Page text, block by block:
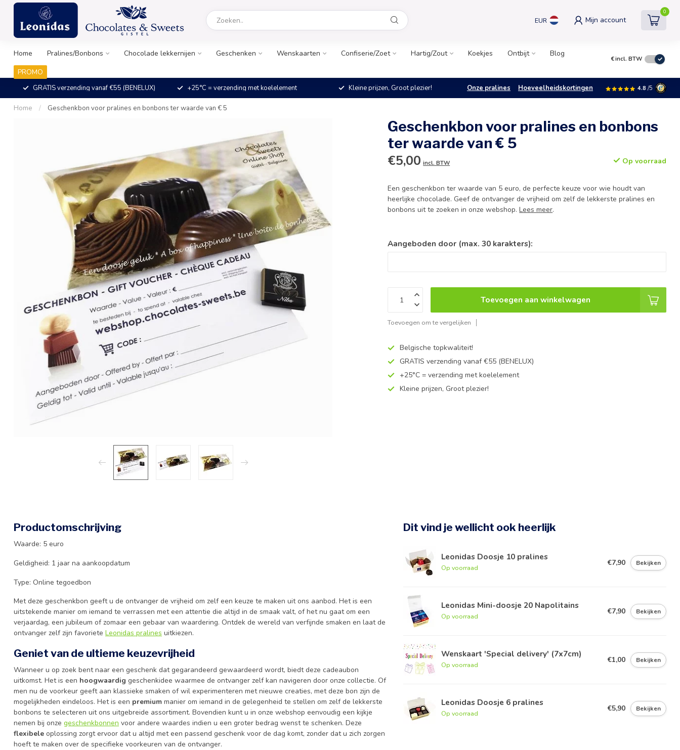
EUR Mijn account
0
Home Pralines/Bonbons Chocolade lekkernijen Geschenken Wenskaarten Confiserie/Zoet Hartig/Zout Koekjes Ontbijt
Blog
PROMO
€incl. BTW
GRATIS verzending vanaf €55 (BENELUX) +25°C = verzending met koelelement Kleine prijzen, Groot plezier! Onze pralines Hoeveelheidskortingen 4.8 /5
Home / Geschenkbon voor pralines en bonbons ter waarde van € 5
Geschenkbon voor pralines en bonbons
ter waarde van € 5
€5,00 incl. BTW Op voorraad
Een geschenkbon ter waarde van 5 euro, de perfecte keuze voor wie houdt van
heerlijke chocolade. Geef de ontvanger de vrijheid om zelf de lekkerste pralines en
bonbons uit te zoeken in onze webshop.Lees meer.
Aangeboden door (max. 30 karakters):
Toevoegen aan winkelwagen
Toevoegen om te vergelijken
Belgische topkwaliteit!
GRATIS verzending vanaf €55 (BENELUX)
+25°C = verzending met koelelement
Kleine prijzen, Groot plezier!
Productomschrijving
Waarde: 5 euro
Geldigheid: 1 jaar na aankoopdatum
Type: Online tegoedbon
Met deze geschenkbon geeft u de ontvanger de vrijheid om zelf een keuze te maken uit ons aanbod. Het is een
uitstekende manier om iemand te verrassen met een attentie die altijd in de smaak valt, of het nu gaat om een
verjaardag, een jubileum of zomaar een gebaar van waardering. Ontdek de wereld van verfijnde smaken en laat de
ontvanger zelf zijn favoriete Leonidas pralines uitkiezen.
Geniet van de ultieme keuzevrijheid
Wanneer u op zoek bent naar een geschenk dat gegarandeerd gewaardeerd wordt, biedt deze cadeaubon
uitkomst. Het is een hoogwaardig geschenkidee waarmee de ontvanger zelf kan navigeren door onze collectie. Of
men nu de voorkeur geeft aan klassieke smaken of wil experimenteren met nieuwe creaties, met deze bon zijn de
mogelijkheden eindeloos. Het is een premium manier om iemand in de gelegenheid te stellen om zelf de lekkerste
bonbons te selecteren uit ons uitgebreide assortiment. Bovendien kunt u in onze webshop eenvoudig een kijkje
nemen bij onze geschenkbonnen voor andere waardes indien u een groter bedrag wenst te schenken. Deze
flexibele oplossing zorgt ervoor dat u altijd met een passend geschenk voor de dag komt, zonder dat u zich zorgen
hoeft te maken over de specifieke voorkeuren van de ontvanger.
Dit vind je wellicht ook heerlijk
Leonidas Doosje 10 pralines
Op voorraad
€7,90 Bekijken
Leonidas Mini-doosje 20 Napolitains
Op voorraad
€7,90 Bekijken
Wenskaart 'Special delivery' (7x7cm)
Op voorraad
€1,00 Bekijken
Leonidas Doosje 6 pralines
Op voorraad
€5,90 Bekijken